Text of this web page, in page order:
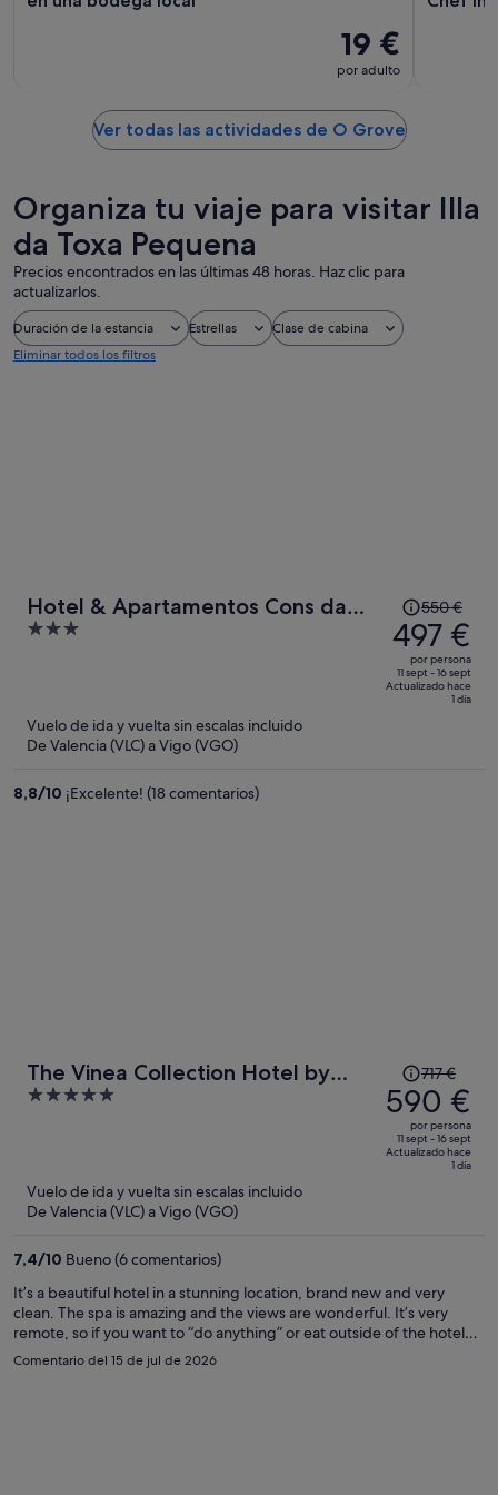
19 €
por adulto
Ver todas las actividades de O Grove
Organiza tu viaje para visitar Illa
da Toxa Pequena
Precios encontrados en las últimas 48 horas. Haz clic para
actualizarlos.
Duración de la estancia Estrellas
Clase de cabina
Eliminar todos los filtros
Hotel & Apartamentos Cons da
Garda
3
El
precio
era
de
550 €,
550 €
497 €
por persona
11 sept - 16 sept
Actualizado hace
1 día
Vuelo de ida y vuelta sin escalas incluido
De Valencia (VLC) a Vigo (VGO)
8,8/10 ¡Excelente! (18 comentarios)
The Vinea Collection Hotel by
Piamonte Hotels
5
precio
era
de
717 €,
persona
717 €
590 €
por persona
11 sept - 16 sept
Actualizado hace
1 día
Vuelo de ida y vuelta sin escalas incluido
De Valencia (VLC) a Vigo (VGO)
7,4/10 Bueno (6 comentarios)
It’s a beautiful hotel in a stunning location, brand new and very
clean. The spa is amazing and the views are wonderful. It’s very
remote, so if you want to “do anything” or eat outside of the hotel
you will need a car. The staff were lovely, even if in some cases they
spoke limited English (which is understandable).
Comentario del 15 de jul de 2026